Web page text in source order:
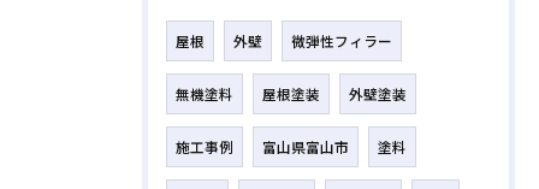
屋根 外壁 微弾性フィラー
無機塗料 屋根塗装 外壁塗装
施工事例 富山県富山市 塗料